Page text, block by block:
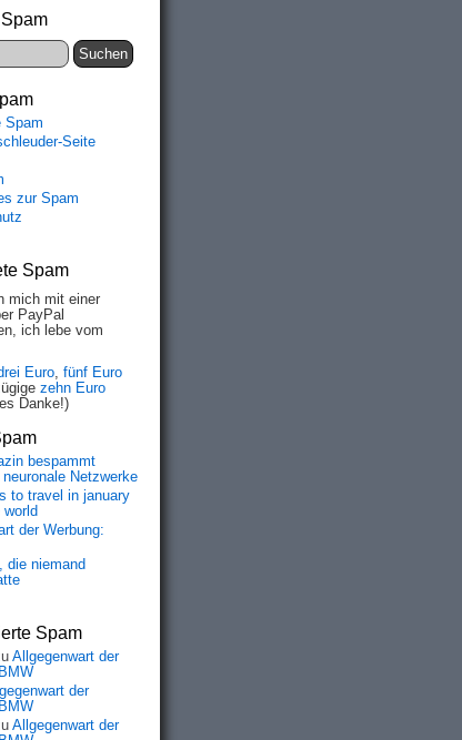
Spam
Seite
zur Spam
Spam
mich mit einer
PayPal
ich lebe vom
Euro, fünf Euro
zehn Euro
Danke!)
bespammt
Netzwerke
to travel in january
world
der Werbung:
die niemand
Spam
Allgegenwart der
der
Allgegenwart der